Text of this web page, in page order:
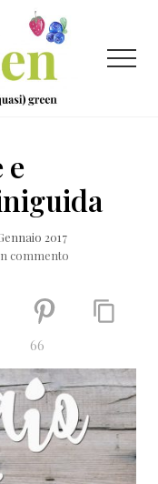
Menu
e
2017
commento
66